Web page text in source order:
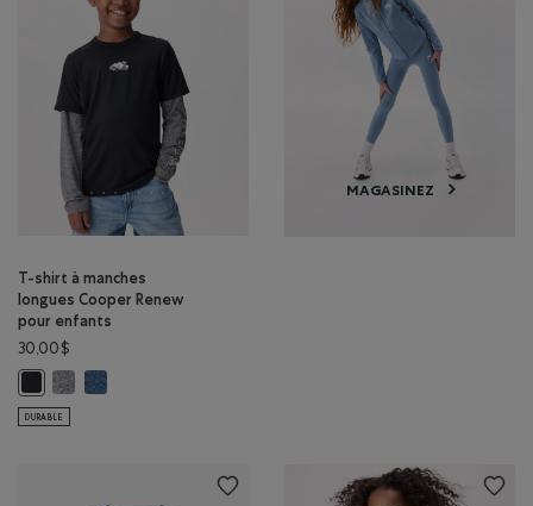
T-shirt à manches
longues Cooper Renew
pour enfants
30,00$
T-shirt à manches longues Cooper Renew pour enfants: NOIR Couleur
T-shirt à manches longues Cooper Renew pour enfants: SEL ET
T-shirt à manches longues Cooper Renew pour enfants:
DURABLE
MAGASINEZ